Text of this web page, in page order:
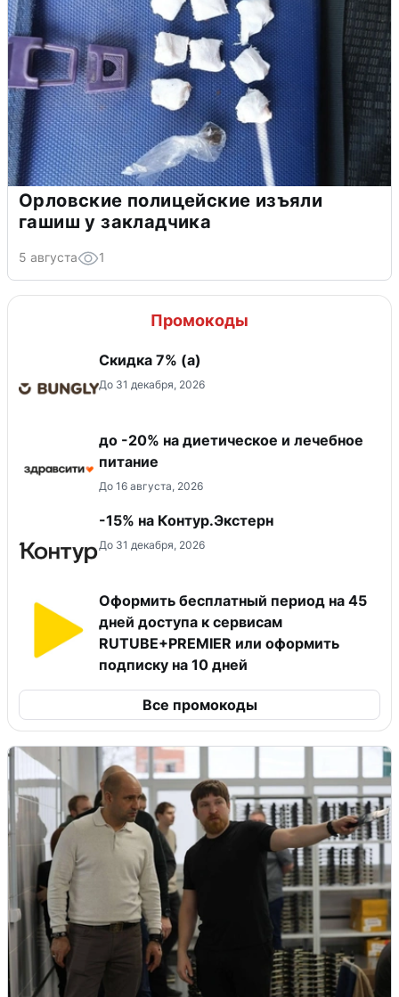
Орловские полицейские изъяли
гашиш у закладчика
5 августа 1
Промокоды
Скидка ​7% (а)
До 31 декабря, 2026
до -20% на диетическое и лечебное
питание
До 16 августа, 2026
-15% на Контур.Экстерн
До 31 декабря, 2026
Оформить бесплатный период на 45
дней доступа к сервисам
RUTUBE+PREMIER или оформить
подписку на 10 дней
Все промокоды